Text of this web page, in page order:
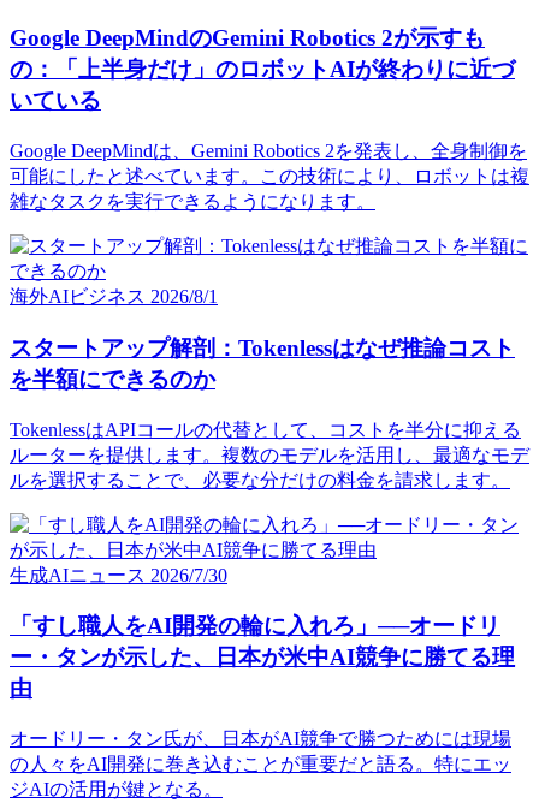
Google DeepMindのGemini Robotics 2が示すも
の：「上半身だけ」のロボットAIが終わりに近づ
いている
Google DeepMindは、Gemini Robotics 2を発表し、全身制御を
可能にしたと述べています。この技術により、ロボットは複
雑なタスクを実行できるようになります。
海外AIビジネス 2026/8/1
スタートアップ解剖：Tokenlessはなぜ推論コスト
を半額にできるのか
TokenlessはAPIコールの代替として、コストを半分に抑える
ルーターを提供します。複数のモデルを活用し、最適なモデ
ルを選択することで、必要な分だけの料金を請求します。
生成AIニュース 2026/7/30
「すし職人をAI開発の輪に入れろ」──オードリ
ー・タンが示した、日本が米中AI競争に勝てる理
由
オードリー・タン氏が、日本がAI競争で勝つためには現場
の人々をAI開発に巻き込むことが重要だと語る。特にエッ
ジAIの活用が鍵となる。